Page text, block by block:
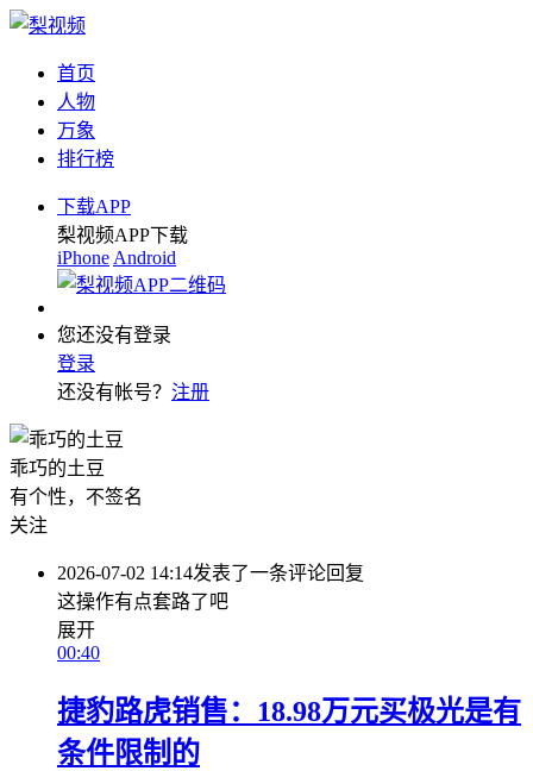
首页
人物
万象
排行榜
下载APP
梨视频APP下载
iPhone Android
您还没有登录
登录
还没有帐号？ 注册
乖巧的土豆
有个性，不签名
关注
2026-07-02 14:14发表了一条评论回复
这操作有点套路了吧
展开
00:40
捷豹路虎销售：18.98万元买极光是有
条件限制的